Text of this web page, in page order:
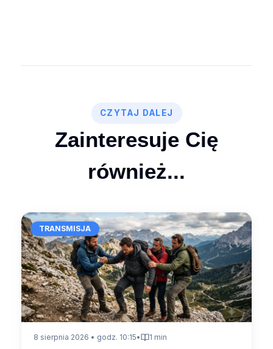
CZYTAJ DALEJ
Zainteresuje Cię
również...
TRANSMISJA
8 sierpnia 2026 • godz. 10:15• 1 min